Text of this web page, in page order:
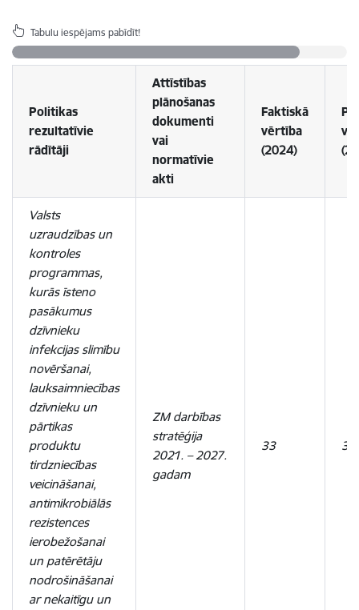
Tabulu iespējams pabīdīt!
Politikas
rezultatīvie
rādītāji
Attīstības
plānošanas
dokumenti
vai
normatīvie
akti
Faktiskā
vērtība
(2024)
Valsts
uzraudzības un
kontroles
programmas,
kurās īsteno
pasākumus
dzīvnieku
infekcijas slimību
novēršanai,
lauksaimniecības
dzīvnieku un
pārtikas
produktu
tirdzniecības
veicināšanai,
antimikrobiālās
rezistences
ierobežošanai
un patērētāju
nodrošināšanai
ar nekaitīgu un
ZM darbības
stratēģija
2021. – 2027.
gadam
33 33